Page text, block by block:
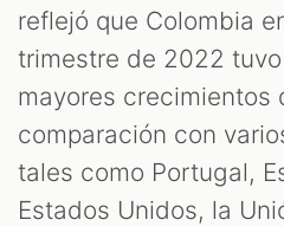
reflejó que Colombia
trimestre de 2022
mayores crecimientos
comparación con
tales como Portugal,
Estados Unidos, la